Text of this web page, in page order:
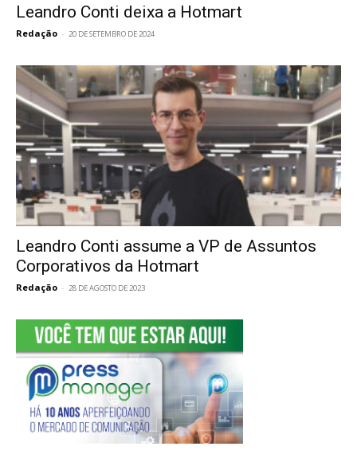
Leandro Conti deixa a Hotmart
Redação - 20 DE SETEMBRO DE 2024
Leandro Conti assume a VP de Assuntos
Corporativos da Hotmart
Redação - 28 DE AGOSTO DE 2023